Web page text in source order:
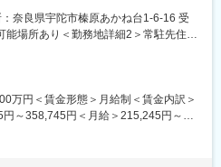
もちろんですが、最適な人材を適材適
みの為、人が足らないから採用すると
事が定着性に繋がっております。
業務
ニア・プログラマー（SES）
化のため、システムエンジニアおよ
。
会社の定める業務】
開発をご担当いただきます。
ログラミング・保守運用までを担当し
奈良県宇陀市榛原あかね台1-6-16 受
能場所あり＜勤務地詳細2＞常駐先住
先） 受動喫煙対策：敷地内喫煙可能場
万円＜賃金形態＞月給制＜賃金内訳＞
～358,745円＜月給＞215,245円～